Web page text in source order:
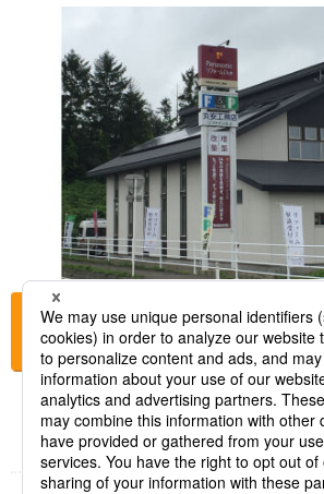
お店に電話をする
< 前の事例